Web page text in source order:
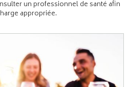
un professionnel de santé afin
appropriée.